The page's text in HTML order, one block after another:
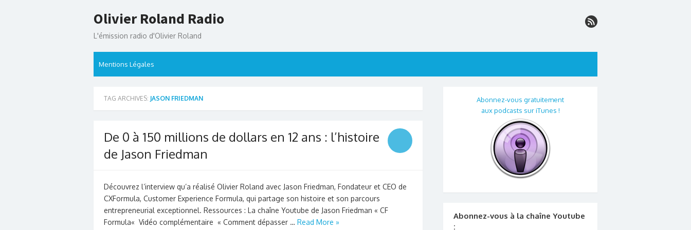
to
Olivier Roland Radio
L'émission radio d'Olivier Roland
Mentions Légales
TAG ARCHIVES: JASON FRIEDMAN
De 0 à 150 millions de dollars en 12 ans : l’histoire
de Jason Friedman
Découvrez l’interview qu’a réalisé Olivier Roland avec Jason Friedman, Fondateur et CEO de
CXFormula, Customer Experience Formula, qui partage son histoire et son parcours
entrepreneurial exceptionnel. Ressources : La chaîne Youtube de Jason Friedman « CF
Formula« Vidéo complémentaire « Comment dépasser … Read More »
Abonnez-vous gratuitement
aux podcasts sur iTunes !
Abonnez-vous à la chaîne Youtube
: